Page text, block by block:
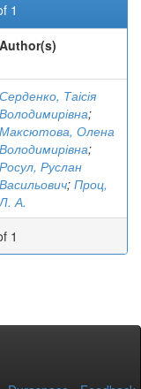
1
Author(s)
Серденко, Таісія
Володимирівна;
Максютова, Олена
Володимирівна;
Росул, Руслан
Васильович; Проц,
Л. А.
1